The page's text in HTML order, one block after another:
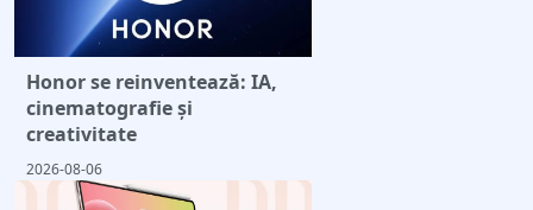
Honor se reinventează: IA,
cinematografie și
creativitate
2026-08-06